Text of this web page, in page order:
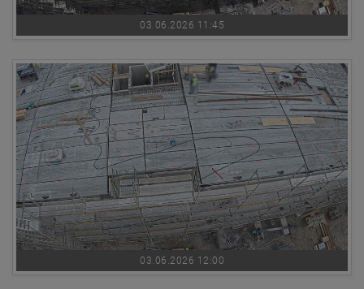
03.06.2026 11:45
03.06.2026 12:00